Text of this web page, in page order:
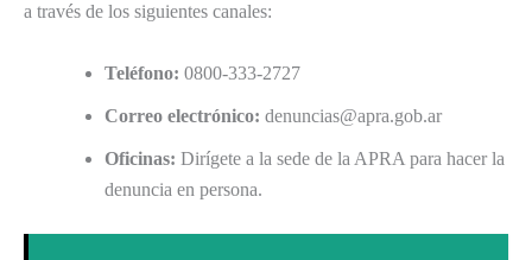
a través de los siguientes canales:
Teléfono: 0800-333-2727
Correo electrónico: denuncias@apra.gob.ar
Oficinas: Dirígete a la sede de la APRA para hacer la
denuncia en persona.